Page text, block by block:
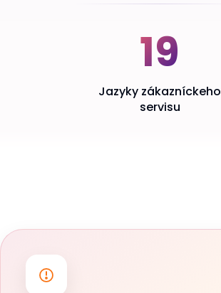
19
Jazyky zákazníckeho
servisu